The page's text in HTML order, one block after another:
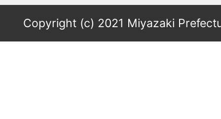
Copyright (c) 2021 Miyazaki